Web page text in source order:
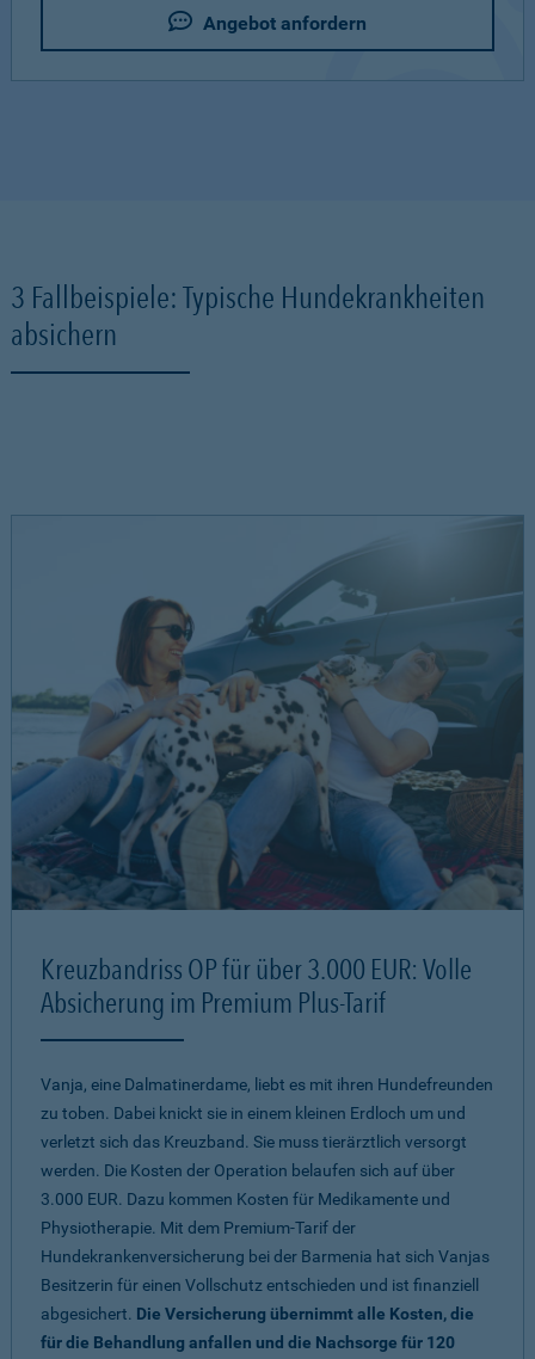
Angebot anfordern
3 Fallbeispiele: Typische Hundekrankheiten
absichern
Kreuzbandriss OP für über 3.000 EUR: Volle
Absicherung im Premium Plus-Tarif
Vanja, eine Dalmatinerdame, liebt es mit ihren Hundefreunden
zu toben. Dabei knickt sie in einem kleinen Erdloch um und
verletzt sich das Kreuzband. Sie muss tierärztlich versorgt
werden. Die Kosten der Operation belaufen sich auf über
3.000 EUR. Dazu kommen Kosten für Medikamente und
Physiotherapie. Mit dem Premium-Tarif der
Hundekrankenversicherung bei der Barmenia hat sich Vanjas
Besitzerin für einen Vollschutz entschieden und ist finanziell
abgesichert. Die Versicherung übernimmt alle Kosten, die
für die Behandlung anfallen und die Nachsorge für 120